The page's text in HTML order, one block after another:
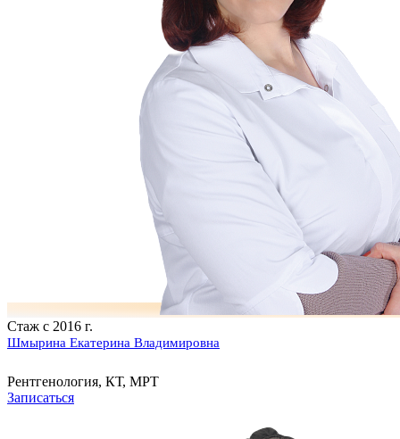
Стаж с 2016 г.
Шмырина Екатерина Владимировна
Рентгенология, КТ, МРТ
Записаться